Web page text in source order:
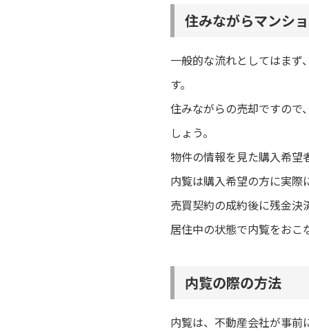
住みながらマンシ
一般的な流れとしてはまず
す。
住みながらの売却ですので
しょう。
物件の情報を見た購入希望
内覧は購入希望の方に実際
売買契約の成約後に残金決
居住中の状態で内覧をおこ
内覧の際の方法
内覧は、不動産会社が事前